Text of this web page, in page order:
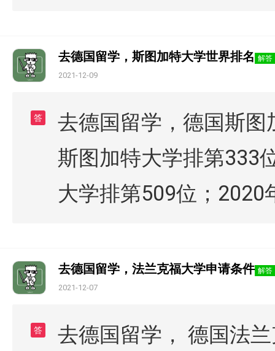
去德国留学，斯图加特大学世界排名 解答
2021-12-09
答
去德国留学，德国斯图
斯图加特大学排第333
大学排第509位；2020
去德国留学，法兰克福大学申请条件 解答
2021-12-07
答
去德国留学， 德国法